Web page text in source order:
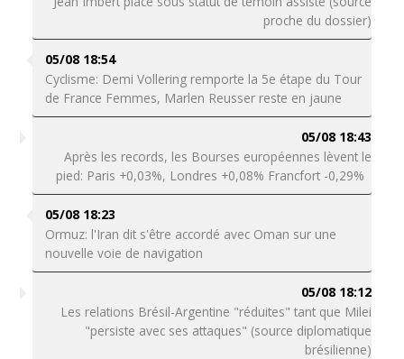
proche du dossier)
05/08 18:54
Cyclisme: Demi Vollering remporte la 5e étape du Tour
de France Femmes, Marlen Reusser reste en jaune
05/08 18:43
Après les records, les Bourses européennes lèvent le
pied: Paris +0,03%, Londres +0,08% Francfort -0,29%
05/08 18:23
Ormuz: l'Iran dit s'être accordé avec Oman sur une
nouvelle voie de navigation
05/08 18:12
Les relations Brésil-Argentine "réduites" tant que Milei
"persiste avec ses attaques" (source diplomatique
brésilienne)